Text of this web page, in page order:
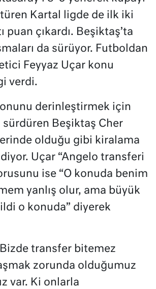
Kartal ligde de ilk iki
puan çıkardı. Beşiktaş’ta
da sürüyor. Futboldan
Feyyaz Uçar konu
verdi.
derinleştirmek için
sürdüren Beşiktaş Cher
olduğu gibi kiralama
Uçar “Angelo transferi
ise “O konuda benim
yanlış olur, ama büyük
o konuda” diyerek
transfer bitemez
zorunda olduğumuz
var. Ki onlarla